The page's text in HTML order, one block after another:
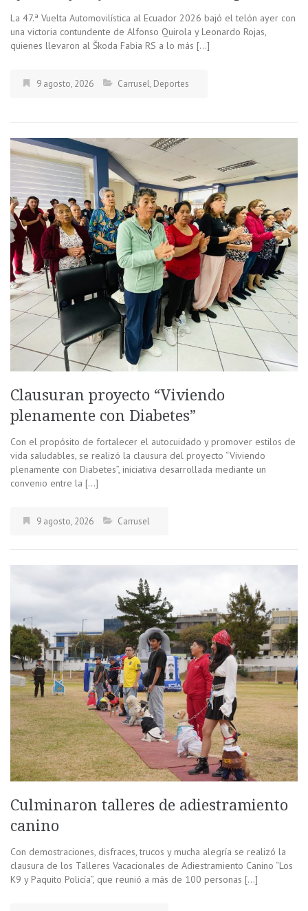
La 47.ª Vuelta Automovilística al Ecuador 2026 bajó el telón ayer con
una victoria contundente de Alfonso Quirola y Leonardo Rojas,
quienes llevaron al Škoda Fabia RS a lo más […]
9 agosto, 2026 Carrusel, Deportes
Clausuran proyecto “Viviendo
plenamente con Diabetes”
Con el propósito de fortalecer el autocuidado y promover estilos de
vida saludables, se realizó la clausura del proyecto “Viviendo
plenamente con Diabetes”, iniciativa desarrollada mediante un
convenio entre la […]
9 agosto, 2026 Carrusel
Culminaron talleres de adiestramiento
canino
Con demostraciones, disfraces, trucos y mucha alegría se realizó la
clausura de los Talleres Vacacionales de Adiestramiento Canino “Los
K9 y Paquito Policía”, que reunió a más de 100 personas […]